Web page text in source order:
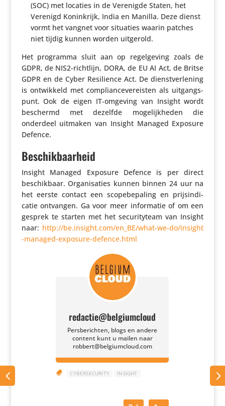
(SOC) met locaties in de Verenigde Staten, het
Verenigd Konink­rijk, India en Manilla. Deze dienst
vormt het vangnet voor situaties waarin patches
niet tijdig kunnen worden uitgerold.
Het programma sluit aan op regel­ge­ving zoals de
GDPR, de NIS2-richtlijn, DORA, de EU AI Act, de Britse
GDPR en de Cyber Resi­lience Act. De dienst­ver­le­ning
is ontwik­keld met compli­an­ce­ve­r­eisten als uitgangs­
punt. Ook de eigen IT-omgeving van Insight wordt
beschermd met dezelfde moge­lijk­heden die
onderdeel uitmaken van Insight Managed Exposure
Defence.
Beschikbaarheid
Insight Managed Exposure Defence is per direct
beschik­baar. Orga­ni­sa­ties kunnen binnen 24 uur na
het eerste contact een scope­be­pa­ling en prijs­in­di­
catie ontvangen. Ga voor meer infor­matie of om een
gesprek te starten met het secu­ri­ty­team van Insight
naar: http://​be​.insight​.com/​e​n​_​B​E​/​w​h​a​t​-​w​e​-​d​o​/​i​n​s​i​g​h​t​
-​m​a​n​a​g​e​d​-​e​x​p​o​s​u​r​e​-​d​e​f​e​n​c​e​.​html
redactie@belgiumcloud
Persberichten, blogs en andere
content kunt u mailen naar
robbert@belgiumcloud.com
 CYBERSECURITY INSIGHT